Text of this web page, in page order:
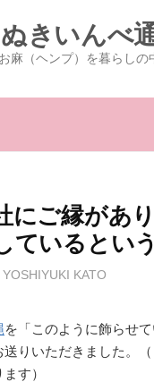
きいんべ
麻（ヘンプ）を暮らしの
にご縁があ
ているとい
YOSHIYUKI KATO
を「このように飾らせ
送りいただきました。
す）